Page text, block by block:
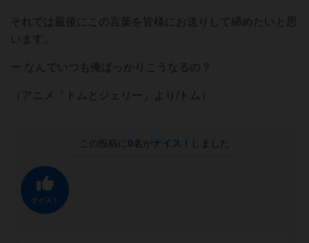
それでは最後にこの言葉を皆様にお送りして締めたいと思
います。
ー なんでいつも俺ばっかりこうなるの？
（アニメ「トムとジェリー」より/トム）
この投稿に 0名がナイス！ しました
ナイス！